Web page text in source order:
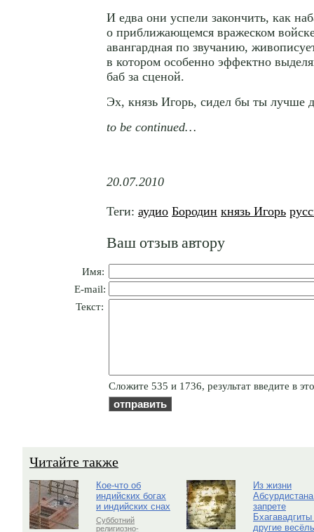
И едва они успели закончить, как
о приближающемся вражеском
авангардная по звучанию,
в котором особенно эффектно
баб за сценой.
Эх, князь Игорь, сидел бы ты лучше
to be continued…
20.07.2010
Теги: аудио Бородин князь Игорь
Ваш отзыв автору
Имя:
E-mail:
Текст:
Cлoжитe 535 и 1736, результат введите в
Читайте также
Кое-что об
индийских богах
и индийских снах
Субботний
религиозно-
Из жизни
запрете
Бхагавадгиты
другие